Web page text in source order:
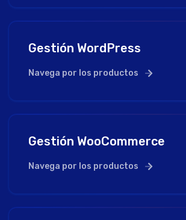
Gestión WordPress
Navega por los productos
Gestión WooCommerce
Navega por los productos